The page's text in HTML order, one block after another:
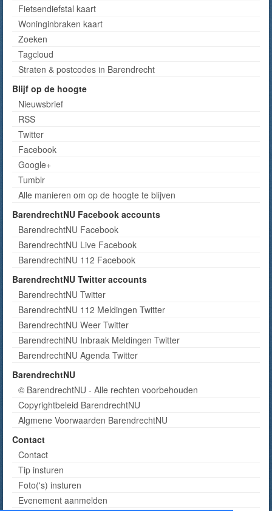
Fietsendiefstal kaart
Woninginbraken kaart
Zoeken
Tagcloud
Straten & postcodes in Barendrecht
Blijf op de hoogte
Nieuwsbrief
RSS
Twitter
Facebook
Google+
Tumblr
Alle manieren om op de hoogte te blijven
BarendrechtNU Facebook accounts
BarendrechtNU Facebook
BarendrechtNU Live Facebook
BarendrechtNU 112 Facebook
BarendrechtNU Twitter accounts
BarendrechtNU Twitter
BarendrechtNU 112 Meldingen Twitter
BarendrechtNU Weer Twitter
BarendrechtNU Inbraak Meldingen Twitter
BarendrechtNU Agenda Twitter
BarendrechtNU
© BarendrechtNU - Alle rechten voorbehouden
Copyrightbeleid BarendrechtNU
Algmene Voorwaarden BarendrechtNU
Contact
Contact
Tip insturen
Foto('s) insturen
Evenement aanmelden